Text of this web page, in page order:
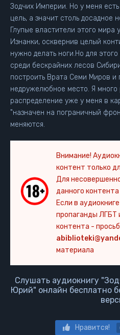
Зодчих Империи. Но у меня
цель, а значит столь досадное
Глупые властители этого мира
Изнанки, осквернив целый
нужно делать ноги.Но для
среди бескрайних лесов
построить Врата Семи Миров и
недружелюбное место. Я
распределение уже у меня в
"назначен на пограничный
меняются.
Внимание!
контент только
Для
данного контента
Если в
пропаганды ЛГБТ
контента -
материала
Слушать аудиокнигу
Юрий" онлайн бесплатно
Нравится!